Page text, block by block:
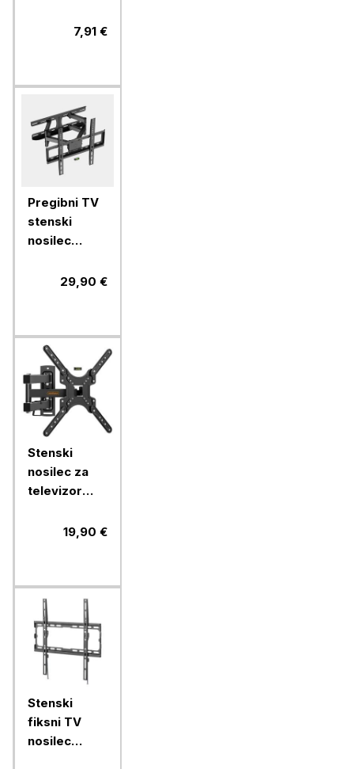
7,91 €
Pregibni TV
stenski
nosilec
56'', do 45
29,90 €
Stenski
nosilec za
televizor
popolnim19,90 €
Stenski
fiksni TV
nosilec